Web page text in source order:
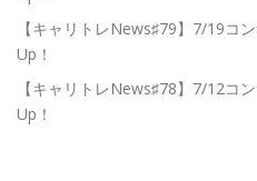
【キャリトレNews♯79】7/19コ
Up！
【キャリトレNews♯78】7/12コ
Up！